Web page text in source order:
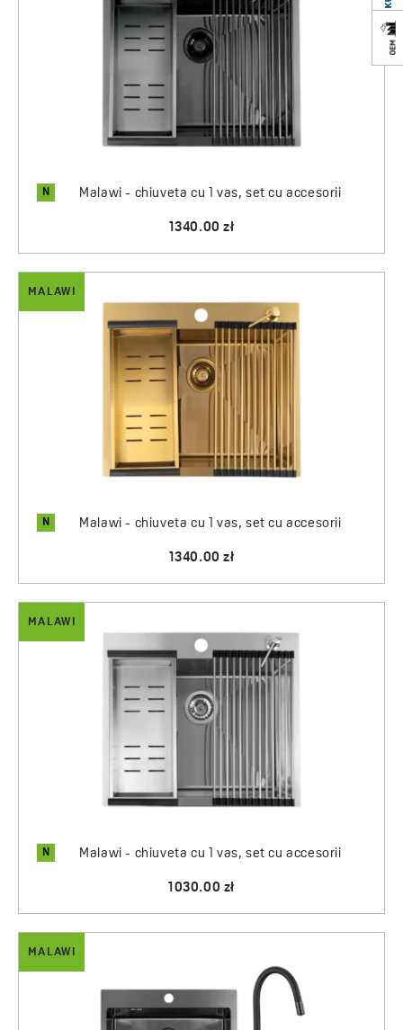
N Malawi - chiuveta cu 1 vas, set cu accesorii
1340.00 zł
MALAWI
N Malawi - chiuveta cu 1 vas, set cu accesorii
1340.00 zł
MALAWI
N Malawi - chiuveta cu 1 vas, set cu accesorii
1030.00 zł
MALAWI